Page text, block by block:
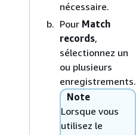
nécessaire.
Pour Match
records,
sélectionnez un
ou plusieurs
enregistrements.
Note
Lorsque vous
utilisez le